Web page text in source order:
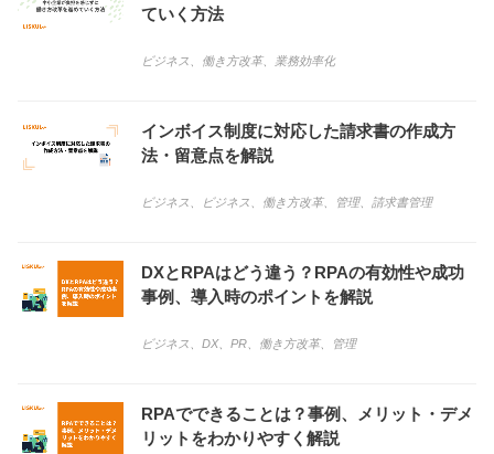
ていく方法
ビジネス 働き方改革、 業務効率化
インボイス制度に対応した請求書の作成方
法・留意点を解説
ビジネス ビジネス 働き方改革、 管理、 請求書管理
DXとRPAはどう違う？RPAの有効性や成功
事例、導入時のポイントを解説
ビジネス DX、 PR 働き方改革、 管理
RPAでできることは？事例、メリット・デメ
リットをわかりやすく解説